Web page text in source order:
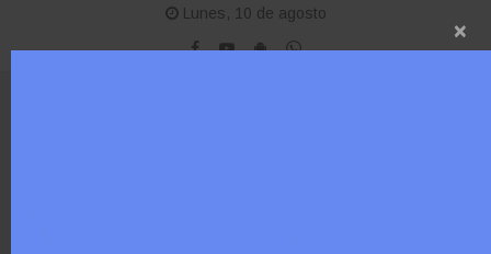
Lunes, 10 de agosto
×